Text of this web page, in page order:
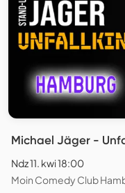
Michael Jäger -
Ndz 11. kwi 18:00
Moin Comedy Club